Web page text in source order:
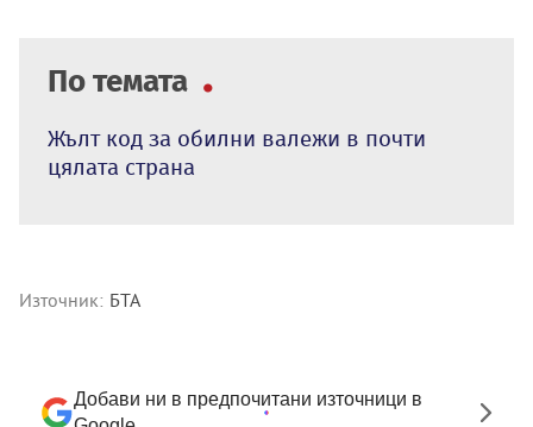
По темата
Жълт код за обилни валежи в почти
цялата страна
Източник: БТА
Добави ни в предпочитани източници в